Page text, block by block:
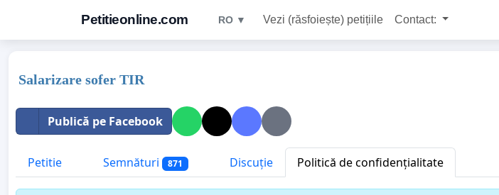
Petitieonline.com RO ▼ Vezi (răsfoiește) petițiile Contact:
Salarizare sofer TIR
Publică pe Facebook
Petitie Semnături 871 Discuție Politică de confidențialitate